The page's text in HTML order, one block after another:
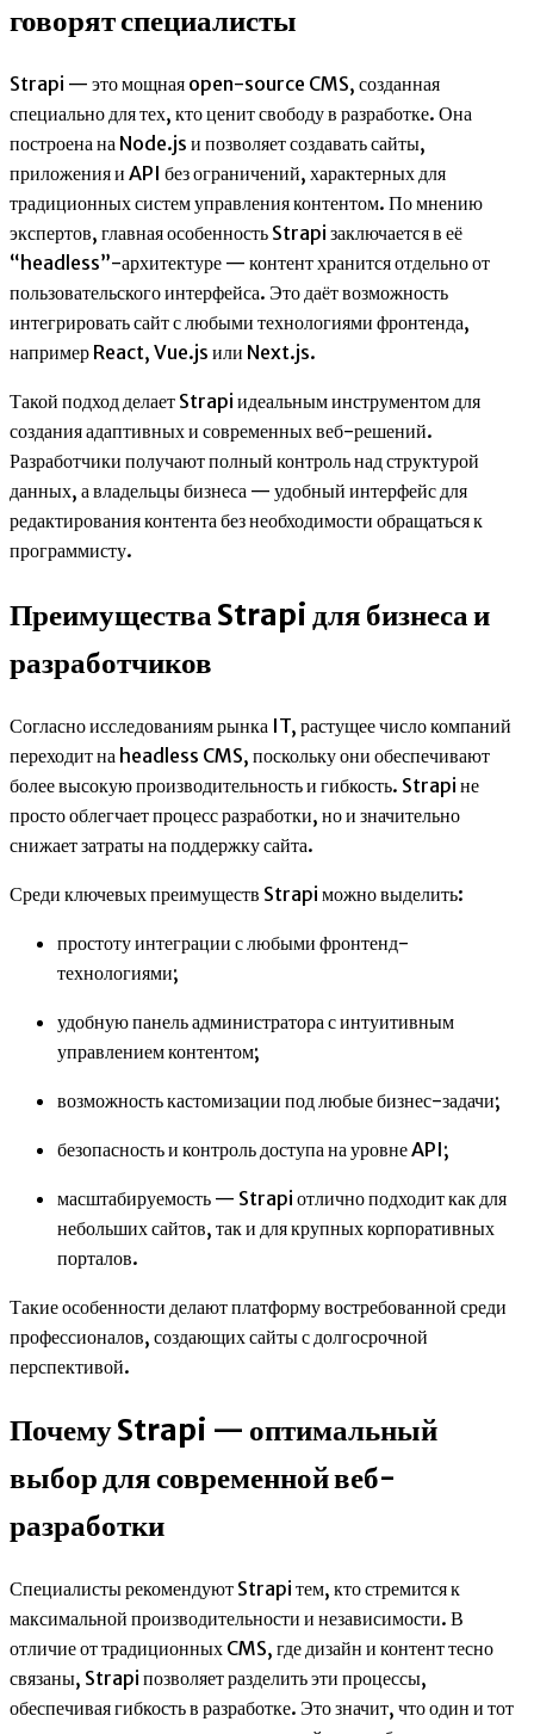
говорят специалисты
Strapi — это мощная open-source CMS, созданная
специально для тех, кто ценит свободу в разработке. Она
построена на Node.js и позволяет создавать сайты,
приложения и API без ограничений, характерных для
традиционных систем управления контентом. По мнению
экспертов, главная особенность Strapi заключается в её
“headless”-архитектуре — контент хранится отдельно от
пользовательского интерфейса. Это даёт возможность
интегрировать сайт с любыми технологиями фронтенда,
например React, Vue.js или Next.js.
Такой подход делает Strapi идеальным инструментом для
создания адаптивных и современных веб-решений.
Разработчики получают полный контроль над структурой
данных, а владельцы бизнеса — удобный интерфейс для
редактирования контента без необходимости обращаться к
программисту.
Преимущества Strapi для бизнеса и
разработчиков
Согласно исследованиям рынка IT, растущее число компаний
переходит на headless CMS, поскольку они обеспечивают
более высокую производительность и гибкость. Strapi не
просто облегчает процесс разработки, но и значительно
снижает затраты на поддержку сайта.
Среди ключевых преимуществ Strapi можно выделить:
простоту интеграции с любыми фронтенд-
технологиями;
удобную панель администратора с интуитивным
управлением контентом;
возможность кастомизации под любые бизнес-задачи;
безопасность и контроль доступа на уровне API;
масштабируемость — Strapi отлично подходит как для
небольших сайтов, так и для крупных корпоративных
порталов.
Такие особенности делают платформу востребованной среди
профессионалов, создающих сайты с долгосрочной
перспективой.
Почему Strapi — оптимальный
выбор для современной веб-
разработки
Специалисты рекомендуют Strapi тем, кто стремится к
максимальной производительности и независимости. В
отличие от традиционных CMS, где дизайн и контент тесно
связаны, Strapi позволяет разделить эти процессы,
обеспечивая гибкость в разработке. Это значит, что один и тот